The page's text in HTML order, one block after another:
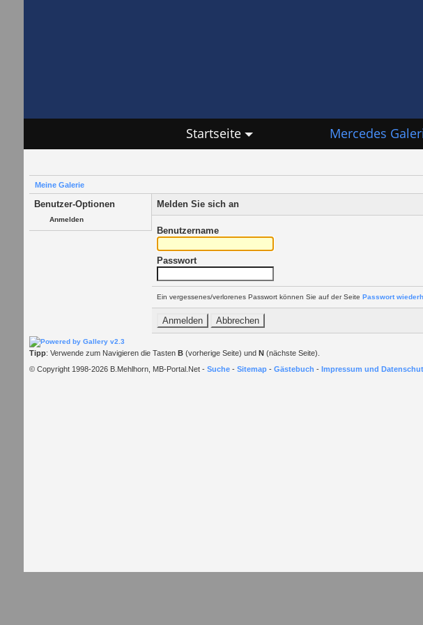
Startseite Mercedes
Meine Galerie
Benutzer-Optionen
Anmelden
Melden Sie sich an
Benutzername
Passwort
Ein vergessenes/verlorenes Passwort können Sie auf der Seite Passwort
Tipp: Verwende zum Navigieren die Tasten B(vorherige Seite) und N(nächste Seite).
© Copyright 1998-2026 B.Mehlhorn, MB-Portal.Net - Suche- Sitemap- Gästebuch - Impressum und